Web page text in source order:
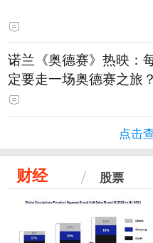
诺兰《奥德赛》热映：
定要走一场奥德赛之旅？
点击
财经 股票